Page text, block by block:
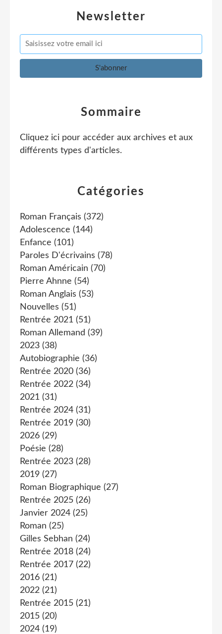
Newsletter
Catégories
Roman Français (372)
Adolescence (144)
Enfance (101)
Paroles D'écrivains (78)
Roman Américain (70)
Pierre Ahnne (54)
Roman Anglais (53)
Nouvelles (51)
Rentrée 2021 (51)
Roman Allemand (39)
2023 (38)
Autobiographie (36)
Rentrée 2020 (36)
Rentrée 2022 (34)
2021 (31)
Rentrée 2024 (31)
Rentrée 2019 (30)
2026 (29)
Poésie (28)
Rentrée 2023 (28)
2019 (27)
Roman Biographique (27)
Rentrée 2025 (26)
Janvier 2024 (25)
Roman (25)
Gilles Sebhan (24)
Rentrée 2018 (24)
Rentrée 2017 (22)
2016 (21)
2022 (21)
Rentrée 2015 (21)
2015 (20)
2024 (19)
Sommaire
Cliquez ici pour accéder aux archives et aux
différents types d'articles.